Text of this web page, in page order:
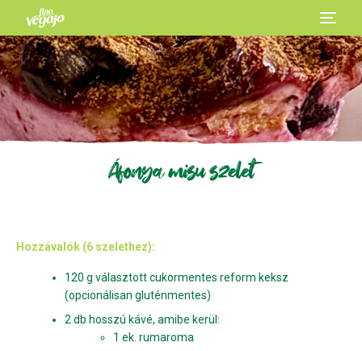
Áfonya misu szelet
Hozzávalók (6 szelethez):
120 g választott cukormentes reform keksz
(opcionálisan gluténmentes)
2 db hosszú kávé, amibe kerül:
1 ek. rumaroma